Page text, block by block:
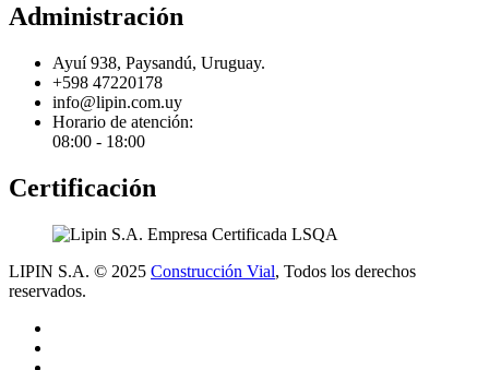
Administración
Ayuí 938, Paysandú, Uruguay.
+598 47220178
info@lipin.com.uy
Horario de atención:
08:00 - 18:00
Certificación
LIPIN S.A. © 2025 Construcción Vial, Todos los derechos
reservados.